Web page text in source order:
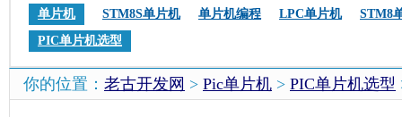
单片机
STM8S单片机 单片机编程 LPC单片机
STM8
PIC单片机选型
你的位置： 老古开发网 > Pic单片机 > PIC单片机选型